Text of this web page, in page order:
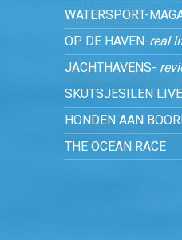
WATERSPORT-
OP DE HAVEN-real
JACHTHAVENS-
SKUTSJESILEN LIVE
HONDEN AAN
THE OCEAN RACE